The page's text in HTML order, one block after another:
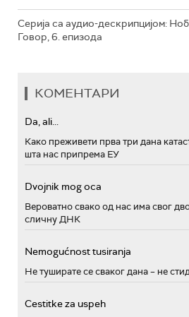
Серија са аудио-дескрипцијом:
Говор, 6. епизода
КОМЕНТАРИ
Da, ali...
Како преживети прва три дана
шта нас припрема ЕУ
Dvojnik mog oca
Вероватно свако од нас има свог
сличну ДНК
Nemogućnost tusiranja
Не туширате се сваког дана – не
Cestitke za uspeh